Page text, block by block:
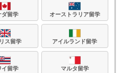
ダ留学 オーストラリア留学
ス留学 アイルランド留学
イ留学 マルタ留学